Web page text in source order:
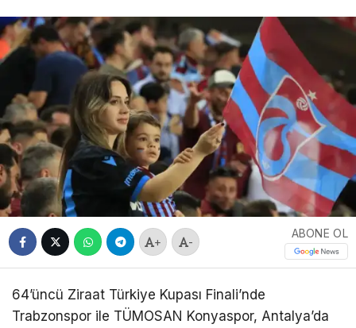
+ -
ABONE OL
64’üncü Ziraat Türkiye Kupası Finali’nde
Trabzonspor ile TÜMOSAN Konyaspor, Antalya’da